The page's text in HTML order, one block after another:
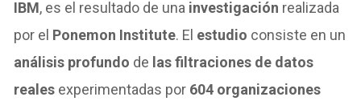
IBM, es el resultado de una investigación realizada
por el Ponemon Institute. El estudio consiste en un
análisis profundo de las filtraciones de datos
reales experimentadas por 604 organizaciones